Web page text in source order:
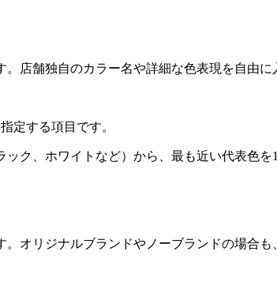
店舗独自のカラー名や詳細な色表現を自由に
定する項目です。
ク、ホワイトなど）から、最も近い代表色を
オリジナルブランドやノーブランドの場合